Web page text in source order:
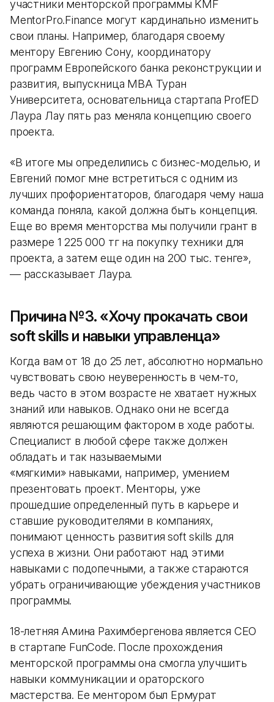
участники менторской программы KMF
MentorPro.Finance могут кардинально изменить
свои планы. Например, благодаря своему
ментору Евгению Сону, координатору
программ Европейского банка реконструкции и
развития, выпускница MBA Туран
Университета, основательница стартапа ProfED
Лаура Лау пять раз меняла концепцию своего
проекта.
«В итоге мы определились с бизнес-моделью, и
Евгений помог мне встретиться с одним из
лучших профориентаторов, благодаря чему наша
команда поняла, какой должна быть концепция.
Еще во время менторства мы получили грант в
размере 1 225 000 тг на покупку техники для
проекта, а затем еще один на 200 тыс. тенге»,
— рассказывает Лаура.
Причина №3. «Хочу прокачать свои
soft skills и навыки управленца»
Когда вам от 18 до 25 лет, абсолютно нормально
чувствовать свою неуверенность в чем-то,
ведь часто в этом возрасте не хватает нужных
знаний или навыков. Однако они не всегда
являются решающим фактором в ходе работы.
Специалист в любой сфере также должен
обладать и так называемыми
«мягкими» навыками, например, умением
презентовать проект. Менторы, уже
прошедшие определенный путь в карьере и
ставшие руководителями в компаниях,
понимают ценность развития soft skills для
успеха в жизни. Они работают над этими
навыками с подопечными, а также стараются
убрать ограничивающие убеждения участников
программы.
18-летняя Амина Рахимбергенова является CEO
в стартапе FunCode. После прохождения
менторской программы она смогла улучшить
навыки коммуникации и ораторского
мастерства. Ее ментором был Ермурат